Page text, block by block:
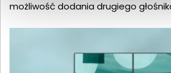
możliwość dodania drugiego